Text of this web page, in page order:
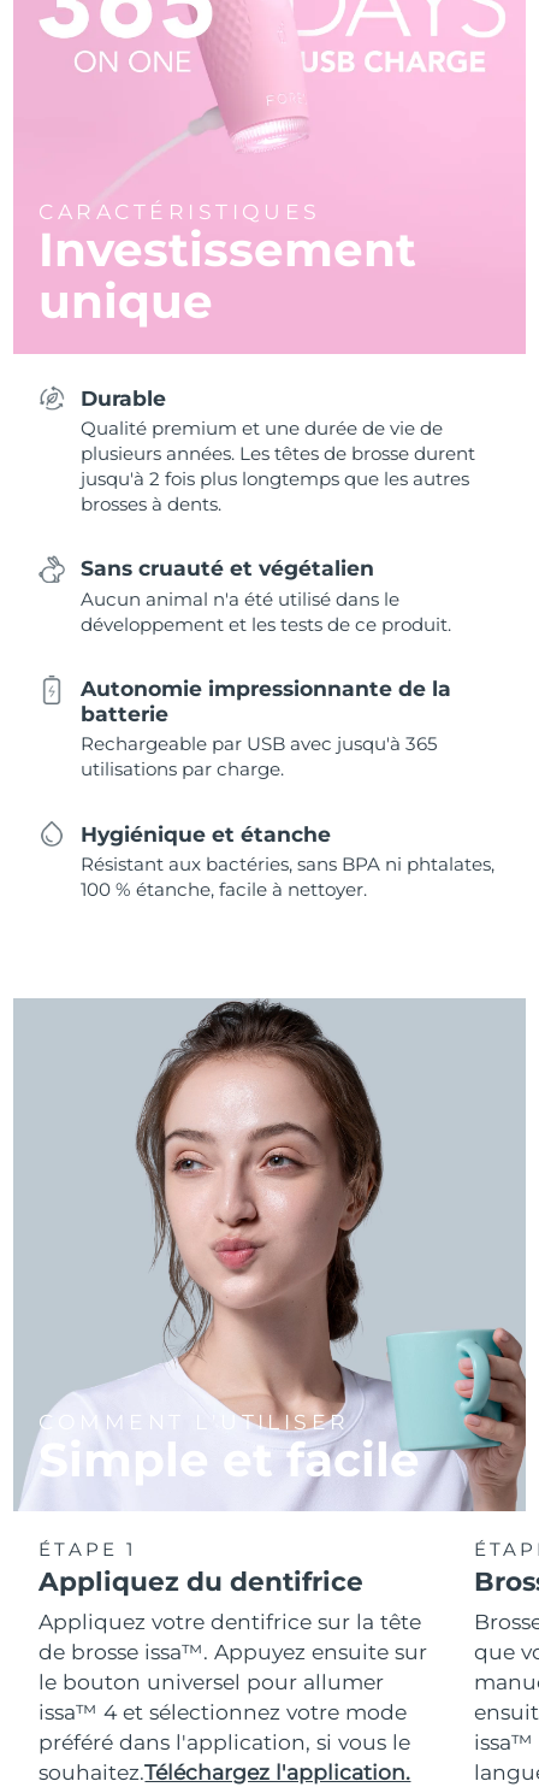
CARACTÉRISTIQUES
Investissement
unique
Durable
Qualité premium et une durée de vie de
plusieurs années. Les têtes de brosse durent
jusqu'à 2 fois plus longtemps que les autres
brosses à dents.
Sans cruauté et végétalien
Aucun animal n'a été utilisé dans le
développement et les tests de ce produit.
Autonomie impressionnante de la
batterie
Rechargeable par USB avec jusqu'à 365
utilisations par charge.
Hygiénique et étanche
Résistant aux bactéries, sans BPA ni phtalates,
100 % étanche, facile à nettoyer.
COMMENT L'UTILISER
Simple et facile
ÉTAPE 1
Appliquez du dentifrice
Appliquez votre dentifrice sur la tête
de brosse issa™. Appuyez ensuite sur
le bouton universel pour allumer
issa™ 4 et sélectionnez votre mode
préféré dans l'application, si vous le
souhaitez.Téléchargez l'application.
que
issa™